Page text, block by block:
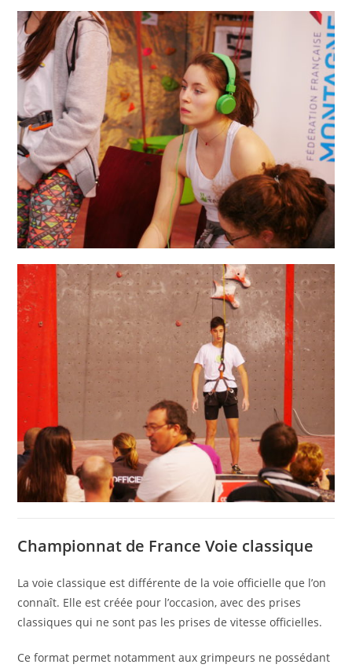
Championnat de France Voie classique
La voie classique est différente de la voie officielle que l’on
connaît. Elle est créée pour l’occasion, avec des prises
classiques qui ne sont pas les prises de vitesse officielles.
Ce format permet notamment aux grimpeurs ne possédant